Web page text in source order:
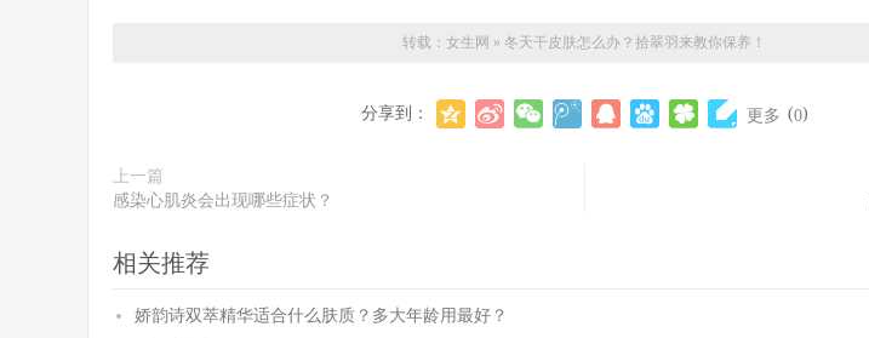
转载： 女生网 » 冬天干皮肤怎么办？拾翠羽来教你保养！
分享到： 更多 (0)
上一篇
感染心肌炎会出现哪些症状？
相关推荐
娇韵诗双萃精华适合什么肤质？多大年龄用最好？